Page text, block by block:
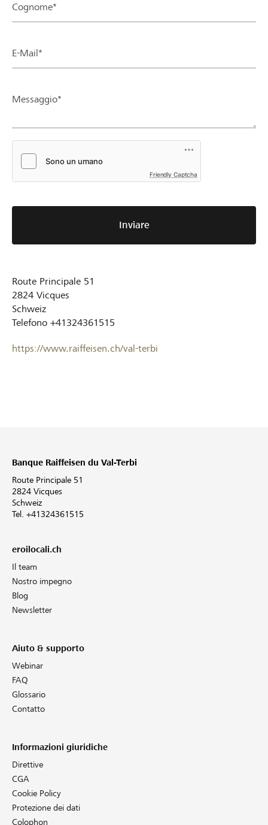
Cognome*
E-Mail*
Messaggio*
Friendly Captcha
Inviare
Route Principale 51
2824 Vicques
Schweiz
Telefono +41324361515
https://www.raiffeisen.ch/val-terbi
Banque Raiffeisen du Val-Terbi
Route Principale 51
2824 Vicques
Schweiz
Tel. +41324361515
eroilocali.ch
Il team
Nostro impegno
Blog
Newsletter
Aiuto & supporto
Webinar
FAQ
Glossario
Contatto
Informazioni giuridiche
Direttive
CGA
Cookie Policy
Protezione dei dati
Colophon